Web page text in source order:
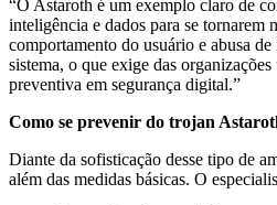
“O Astaroth é um exemplo claro de
inteligência e dados para se tornarem
comportamento do usuário e abusa
sistema, o que exige das
preventiva em segurança digital.”
Como se prevenir do trojan
Diante da sofisticação desse tipo de
além das medidas básicas. O